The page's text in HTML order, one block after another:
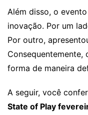
Além disso, o
inovação. Por um
Por outro,
Consequentemente,
forma de maneira
A seguir, você
State of Play